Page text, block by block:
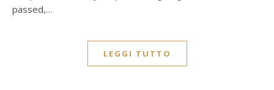
passed,…
LEGGI TUTTO